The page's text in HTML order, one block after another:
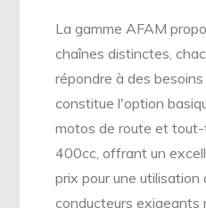
La gamme AFAM
chaînes distinctes,
répondre à des
constitue l'option
motos de route et
400cc, offrant un
prix pour une utilisation
conducteurs exigeants